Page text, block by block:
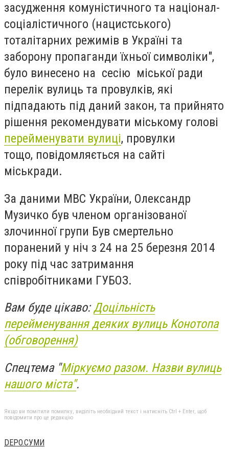
засудження комуністичного та націонал-
соціалістичного (нацистського)
тоталітарних режимів в Україні та
заборону пропаганди їхньої символіки",
було винесено на сесію міської ради
перелік вулиць та провулків, які
підпадають під даний закон, та прийнято
рішення рекомендувати міському голові
перейменувати вулиці, провулки
тощо, повідомляється на сайті
міськради.
За даними МВС України, Олександр
Музичко був членом організованої
злочинної групи Був смертельно
поранений у ніч з 24 на 25 березня 2014
року під час затримання
співробітниками ГУБОЗ.
Вам буде цікаво: Доцільність
перейменування деяких вулиць Конотопа
(обговорення)
Спецтема "Міркуємо разом. Назви вулиць
нашого міста".
Якщо ви помітили помилку, виділіть необхідний текст і натисніть Ctrl + Enter, щоб
повідомити про це редакцію
DEPO.СУМИ